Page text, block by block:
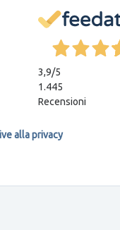
alla privacy
3,9/5
1.445
Recensioni